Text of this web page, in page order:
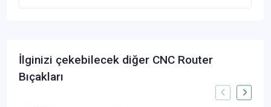
İlginizi çekebilecek diğer CNC Router
Bıçakları